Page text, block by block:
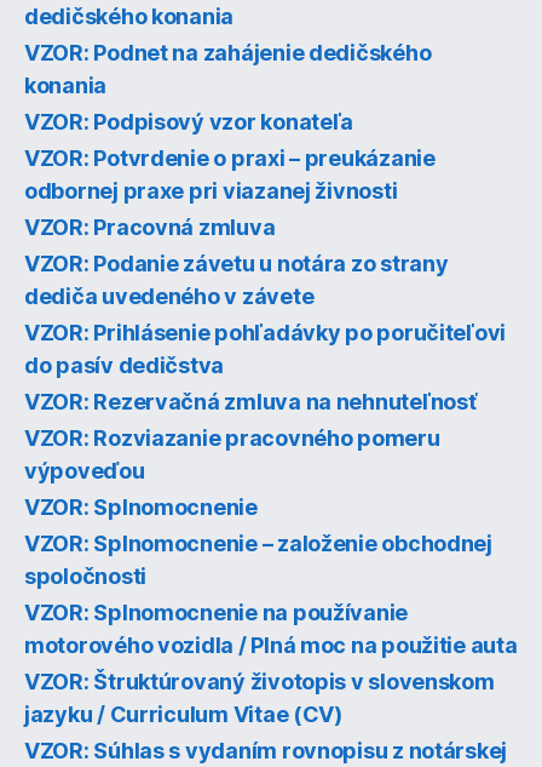
dedičského konania
VZOR: Podnet na zahájenie dedičského
konania
VZOR: Podpisový vzor konateľa
VZOR: Potvrdenie o praxi – preukázanie
odbornej praxe pri viazanej živnosti
VZOR: Pracovná zmluva
VZOR: Podanie závetu u notára zo strany
dediča uvedeného v závete
VZOR: Prihlásenie pohľadávky po poručiteľovi
do pasív dedičstva
VZOR: Rezervačná zmluva na nehnuteľnosť
VZOR: Rozviazanie pracovného pomeru
výpoveďou
VZOR: Splnomocnenie
VZOR: Splnomocnenie – založenie obchodnej
spoločnosti
VZOR: Splnomocnenie na používanie
motorového vozidla / Plná moc na použitie auta
VZOR: Štruktúrovaný životopis v slovenskom
jazyku / Curriculum Vitae (CV)
VZOR: Súhlas s vydaním rovnopisu z notárskej